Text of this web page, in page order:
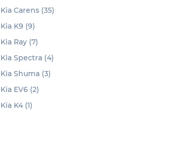
Kia Carens (35)
Kia K9 (9)
Kia Ray (7)
Kia Spectra (4)
Kia Shuma (3)
Kia EV6 (2)
Kia K4 (1)